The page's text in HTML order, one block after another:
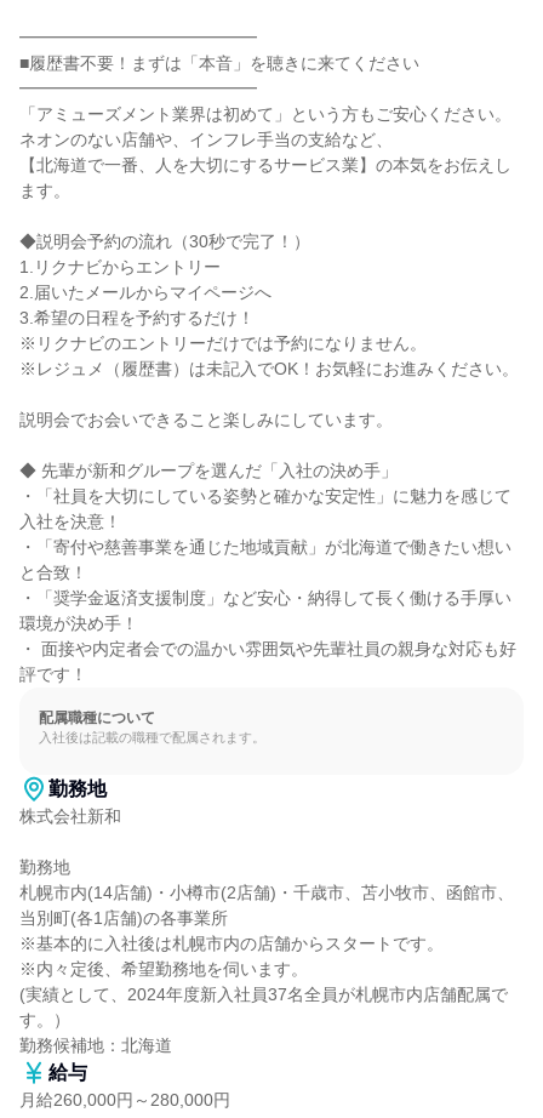
━━━━━━━━━━━━━━
■履歴書不要！まずは「本音」を聴きに来てください
━━━━━━━━━━━━━━
「アミューズメント業界は初めて」という方もご安心ください。
ネオンのない店舗や、インフレ手当の支給など、
【北海道で一番、人を大切にするサービス業】の本気をお伝えし
ます。
◆説明会予約の流れ（30秒で完了！）
1.リクナビからエントリー
2.届いたメールからマイページへ
3.希望の日程を予約するだけ！
※リクナビのエントリーだけでは予約になりません。
※レジュメ（履歴書）は未記入でOK！お気軽にお進みください。
説明会でお会いできること楽しみにしています。
◆ 先輩が新和グループを選んだ「入社の決め手」
・「社員を大切にしている姿勢と確かな安定性」に魅力を感じて
入社を決意！
・「寄付や慈善事業を通じた地域貢献」が北海道で働きたい想い
と合致！
・「奨学金返済支援制度」など安心・納得して長く働ける手厚い
環境が決め手！
・ 面接や内定者会での温かい雰囲気や先輩社員の親身な対応も好
評です！
配属職種について
入社後は記載の職種で配属されます。
勤務地
株式会社新和
勤務地
札幌市内(14店舗)・小樽市(2店舗)・千歳市、苫小牧市、函館市、
当別町(各1店舗)の各事業所
※基本的に入社後は札幌市内の店舗からスタートです。
※内々定後、希望勤務地を伺います。
(実績として、2024年度新入社員37名全員が札幌市内店舗配属で
す。）
勤務候補地：北海道
給与
月給260,000円～280,000円